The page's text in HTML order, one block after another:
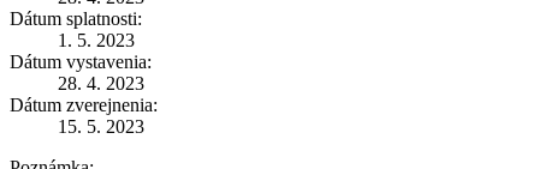
Dátum splatnosti:
1. 5. 2023
Dátum vystavenia:
28. 4. 2023
Dátum zverejnenia:
15. 5. 2023